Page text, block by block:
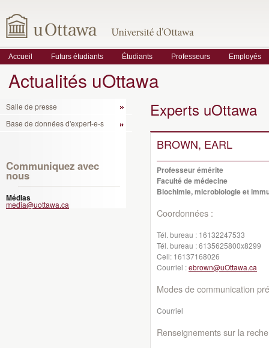
Accueil Futurs étudiants Étudiants Professeurs Employés
Actualités uOttawa
Salle de presse
Base de données d'expert-e-s
Communiquez avec
nous
Médias
media@uottawa.ca
Experts uOttawa
BROWN, EARL
Professeur émérite
Faculté de médecine
Biochimie, microbiologie et
Coordonnées :
Tél. bureau : 16132247533
Tél. bureau :6135625800x8299
Cell: 16137168026
Courriel :ebrown@uOttawa.ca
Modes de communication
Courriel
Renseignements sur la